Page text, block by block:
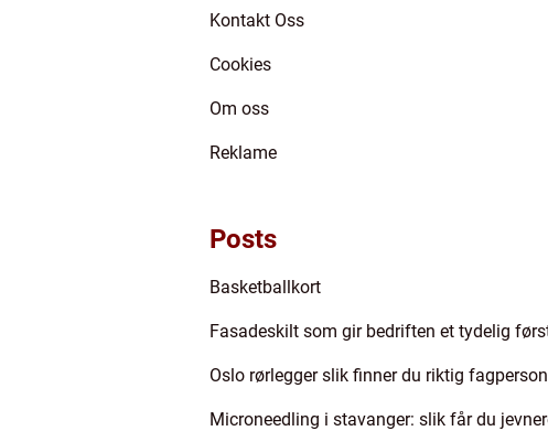
Kontakt Oss
Cookies
Om oss
Reklame
Posts
Basketballkort
Fasadeskilt som gir bedriften et tydelig
Oslo rørlegger slik finner du riktig
Microneedling i stavanger: slik får du